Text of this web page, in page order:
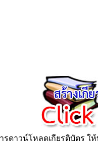
ดาวน์โหลดเกียรติบัตร ให้